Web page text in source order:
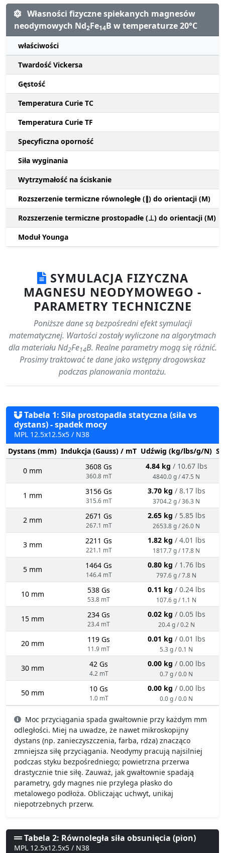
Własności fizyczne spiekanych magnesów
neodymowych Nd2Fe14B w temperaturze 20°C
właściwości
Twardość Vickersa
Gęstość
Temperatura Curie TC
Temperatura Curie TF
Specyficzna oporność
Siła wyginania
Wytrzymałość na ściskanie
Rozszerzenie termiczne równoległe (∥) do orientacji (M)
Rozszerzenie termiczne prostopadłe (⊥) do orientacji (M)
Moduł Younga
SYMULACJA FIZYCZNA
MAGNESU NEODYMOWEGO -
PARAMETRY TECHNICZNE
Poniższe dane są bezpośredni efekt symulacji
matematycznej. Wartości zostały wyliczone na algorytmach
dla materiału Nd2Fe14B. Realne parametry mogą się różnić.
Prosimy traktować te dane jako wstępny drogowskaz
podczas planowania montażu.
Tabela 1: Siła prostopadła statyczna (siła vs
dystans) - spadek mocy
MPL 12.5x12.5x5 / N38
Dystans (mm) Indukcja (Gauss) / mT Udźwig (kg/lbs/g/N)
0 mm 3608 Gs
360.8 mT
4.84 kg / 10.67 lbs
4840.0 g / 47.5 N
1 mm 3156 Gs
315.6 mT
3.70 kg / 8.17 lbs
3704.2 g / 36.3 N
2 mm 2671 Gs
267.1 mT
2.65 kg / 5.85 lbs
2653.8 g / 26.0 N
3 mm 2211 Gs
221.1 mT
1.82 kg / 4.01 lbs
1817.7 g / 17.8 N
5 mm 1464 Gs
146.4 mT
0.80 kg / 1.76 lbs
797.6 g / 7.8 N
10 mm 538 Gs
53.8 mT
0.11 kg / 0.24 lbs
107.6 g / 1.1 N
15 mm 234 Gs
23.4 mT
0.02 kg / 0.05 lbs
20.4 g / 0.2 N
20 mm 119 Gs
11.9 mT
0.01 kg / 0.01 lbs
5.3 g / 0.1 N
30 mm 42 Gs
4.2 mT
0.00 kg / 0.00 lbs
0.7 g / 0.0 N
50 mm 10 Gs
1.0 mT
0.00 kg / 0.00 lbs
0.0 g / 0.0 N
Moc przyciągania spada gwałtownie przy każdym mm
odległości. Miej na uwadze, że nawet mikroskopijny
dystans (np. zanieczyszczenia, farba, rdza) znacząco
zmniejsza siłę przyciągania. Neodymy pracują najsilniej
podczas styku bezpośredniego; powietrzna przerwa
drastycznie tnie siłę. Zauważ, jak gwałtownie spadają
parametry, gdy magnes nie przylega płasko do
metalowego podłoża. Obliczając uchwyt, unikaj
niepotrzebnych przerw.
Tabela 2: Równoległa siła obsunięcia (pion)
MPL 12.5x12.5x5 / N38